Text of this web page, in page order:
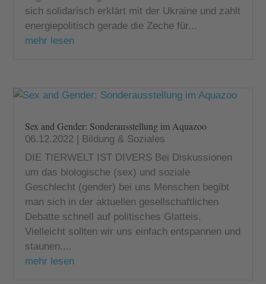
sich solidarisch erklärt mit der Ukraine und zahlt
energiepolitisch gerade die Zeche für...
mehr lesen
Sex and Gender: Sonderausstellung im Aquazoo
06.12.2022 | Bildung & Soziales
DIE TIERWELT IST DIVERS Bei Diskussionen
um das biologische (sex) und soziale
Geschlecht (gender) bei uns Menschen begibt
man sich in der aktuellen gesellschaftlichen
Debatte schnell auf politisches Glatteis.
Vielleicht sollten wir uns einfach entspannen und
staunen....
mehr lesen